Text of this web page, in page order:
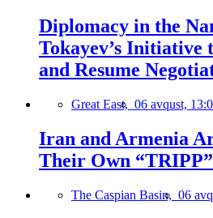
Diplomacy in the
Tokayev’s
and Resume
Great East, 06 avqust,
Iran and Armenia
Their Own “TRIPP”
The Caspian Basin, 06